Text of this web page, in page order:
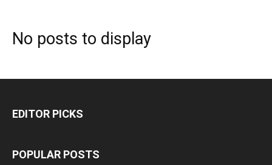
No posts to display
EDITOR PICKS
POPULAR POSTS